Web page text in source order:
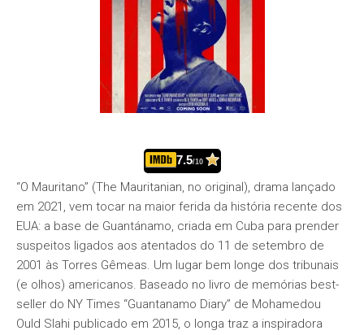
7.5/10
“O Mauritano” (The Mauritanian, no original), drama lançado
em 2021, vem tocar na maior ferida da história recente dos
EUA: a base de Guantánamo, criada em Cuba para prender
suspeitos ligados aos atentados do 11 de setembro de
2001 às Torres Gêmeas. Um lugar bem longe dos tribunais
(e olhos) americanos. Baseado no livro de memórias best-
seller do NY Times “Guantanamo Diary” de Mohamedou
Ould Slahi publicado em 2015, o longa traz a inspiradora